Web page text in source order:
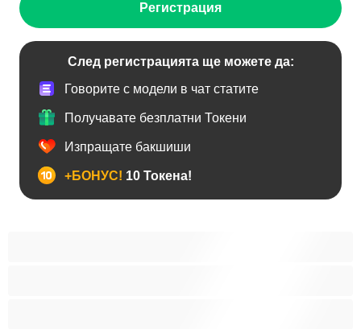
Регистрация
След регистрацията ще можете да:
Говорите с модели в чат статите
Получавате безплатни Токени
Изпращате бакшиши
+БОНУС! 10 Токена!